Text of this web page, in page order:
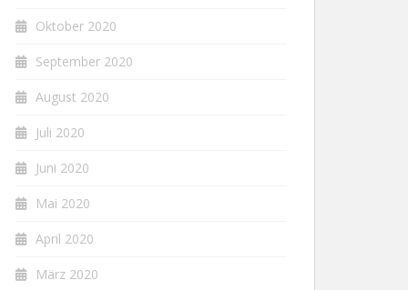
Oktober 2020
September 2020
August 2020
Juli 2020
Juni 2020
Mai 2020
April 2020
März 2020